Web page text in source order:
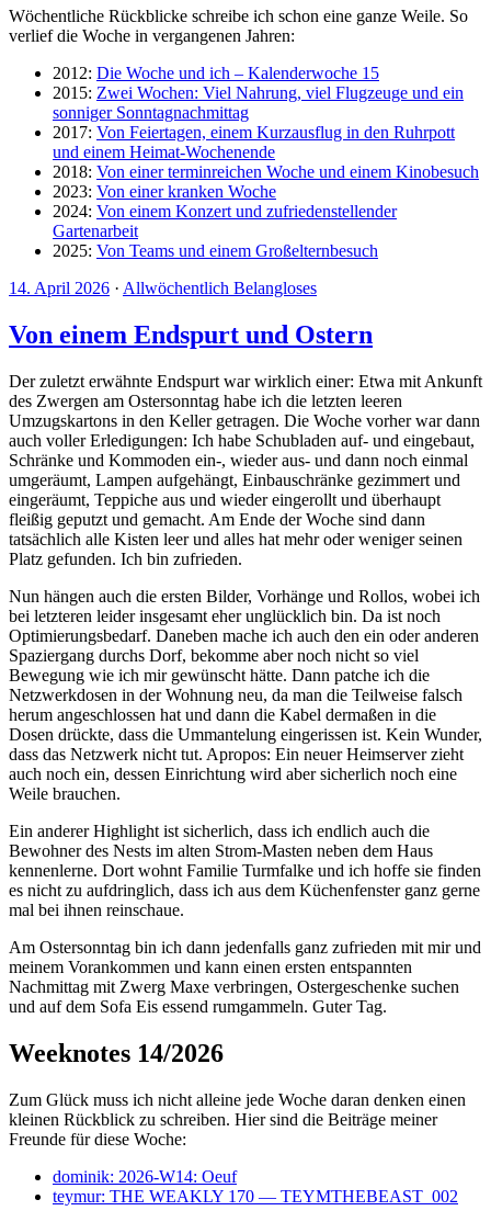
Wöchentliche Rückblicke schreibe ich schon eine ganze Weile. So
verlief die Woche in vergangenen Jahren:
2012: Die Woche und ich – Kalenderwoche 15
2015: Zwei Wochen: Viel Nahrung, viel Flugzeuge und ein
sonniger Sonntagnachmittag
2017: Von Feiertagen, einem Kurzausflug in den Ruhrpott
und einem Heimat-Wochenende
2018: Von einer terminreichen Woche und einem Kinobesuch
2023: Von einer kranken Woche
2024: Von einem Konzert und zufriedenstellender
Gartenarbeit
2025: Von Teams und einem Großelternbesuch
14. April 2026 · Allwöchentlich Belangloses
Von einem Endspurt und Ostern
Der zuletzt erwähnte Endspurt war wirklich einer: Etwa mit Ankunft
des Zwergen am Ostersonntag habe ich die letzten leeren
Umzugskartons in den Keller getragen. Die Woche vorher war dann
auch voller Erledigungen: Ich habe Schubladen auf- und eingebaut,
Schränke und Kommoden ein-, wieder aus- und dann noch einmal
umgeräumt, Lampen aufgehängt, Einbauschränke gezimmert und
eingeräumt, Teppiche aus und wieder eingerollt und überhaupt
fleißig geputzt und gemacht. Am Ende der Woche sind dann
tatsächlich alle Kisten leer und alles hat mehr oder weniger seinen
Platz gefunden. Ich bin zufrieden.
Nun hängen auch die ersten Bilder, Vorhänge und Rollos, wobei ich
bei letzteren leider insgesamt eher unglücklich bin. Da ist noch
Optimierungsbedarf. Daneben mache ich auch den ein oder anderen
Spaziergang durchs Dorf, bekomme aber noch nicht so viel
Bewegung wie ich mir gewünscht hätte. Dann patche ich die
Netzwerkdosen in der Wohnung neu, da man die Teilweise falsch
herum angeschlossen hat und dann die Kabel dermaßen in die
Dosen drückte, dass die Ummantelung eingerissen ist. Kein Wunder,
dass das Netzwerk nicht tut. Apropos: Ein neuer Heimserver zieht
auch noch ein, dessen Einrichtung wird aber sicherlich noch eine
Weile brauchen.
Ein anderer Highlight ist sicherlich, dass ich endlich auch die
Bewohner des Nests im alten Strom-Masten neben dem Haus
kennenlerne. Dort wohnt Familie Turmfalke und ich hoffe sie finden
es nicht zu aufdringlich, dass ich aus dem Küchenfenster ganz gerne
mal bei ihnen reinschaue.
Am Ostersonntag bin ich dann jedenfalls ganz zufrieden mit mir und
meinem Vorankommen und kann einen ersten entspannten
Nachmittag mit Zwerg Maxe verbringen, Ostergeschenke suchen
und auf dem Sofa Eis essend rumgammeln. Guter Tag.
Weeknotes 14/2026
Zum Glück muss ich nicht alleine jede Woche daran denken einen
kleinen Rückblick zu schreiben. Hier sind die Beiträge meiner
Freunde für diese Woche:
dominik: 2026-W14: Oeuf
teymur: THE WEAKLY 170 — TEYMTHEBEAST_002